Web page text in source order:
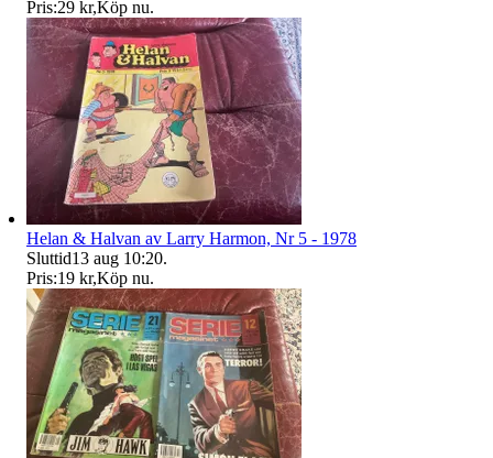
Pris:29 kr,Köp nu.
Helan & Halvan av Larry Harmon, Nr 5 - 1978
Sluttid13 aug 10:20.
Pris:19 kr,Köp nu.